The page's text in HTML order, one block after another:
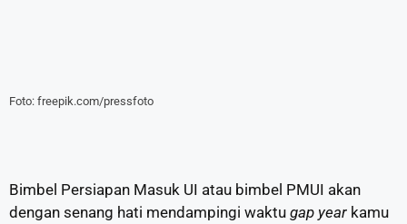
Foto: freepik.com/pressfoto
Bimbel Persiapan Masuk UI atau bimbel PMUI akan
dengan senang hati mendampingi waktu gap year kamu